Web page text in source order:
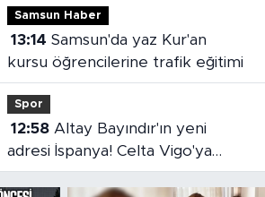
Samsun Haber
13:14
kursu öğrencilerine trafik eğitimi
Spor
12:58Altay Bayındır'ın yeni
adresi İspanya! Celta Vigo'ya
kiralandı